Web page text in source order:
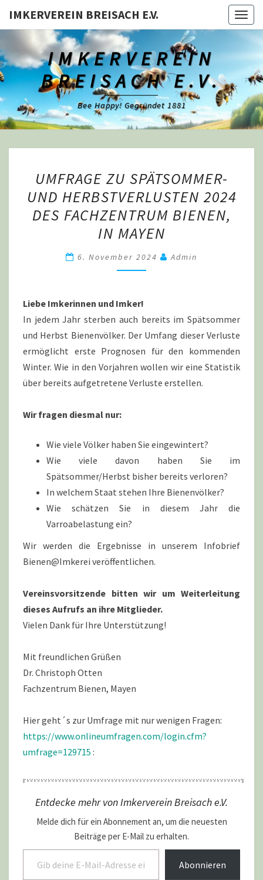
IMKERVEREIN BREISACH E.V.
IMKERVEREIN
BREISACH E.V.
Bee Happy! Gegründet 1881
ZU
SPÄTSOMMER-
UND
HERBSTVERLUSTEN
DES
IN
MAYEN
UMFRAGE ZU SPÄTSOMMER-
UND HERBSTVERLUSTEN 2024
DES FACHZENTRUM BIENEN,
IN MAYEN
6. November 2024 Admin
Liebe Imkerinnen und Imker!
In jedem Jahr sterben auch bereits im Spätsommer
und Herbst Bienenvölker. Der Umfang dieser Verluste
ermöglicht erste Prognosen für den kommenden
Winter. Wie in den Vorjahren wollen wir eine Statistik
über bereits aufgetretene Verluste erstellen.
Wir fragen diesmal nur:
Wie viele Völker haben Sie eingewintert?
Wie viele davon haben Sie im
Spätsommer/Herbst bisher bereits verloren?
In welchem Staat stehen Ihre Bienenvölker?
Wie schätzen Sie in diesem Jahr die
Varroabelastung ein?
Wir werden die Ergebnisse in unserem Infobrief
Bienen@Imkerei veröffentlichen.
Vereinsvorsitzende bitten wir um Weiterleitung
dieses Aufrufs an ihre Mitglieder.
Vielen Dank für Ihre Unterstützung!
Mit freundlichen Grüßen
Dr. Christoph Otten
Fachzentrum Bienen, Mayen
Hier geht´s zur Umfrage mit nur wenigen Fragen:
https://www.onlineumfragen.com/login.cfm?
umfrage=129715 :
Entdecke mehr von Imkerverein Breisach e.V.
Melde dich für ein Abonnement an, um die neuesten
Beiträge per E-Mail zu erhalten.
Gib deine E-Mail-Adresse ein ...
Abonnieren